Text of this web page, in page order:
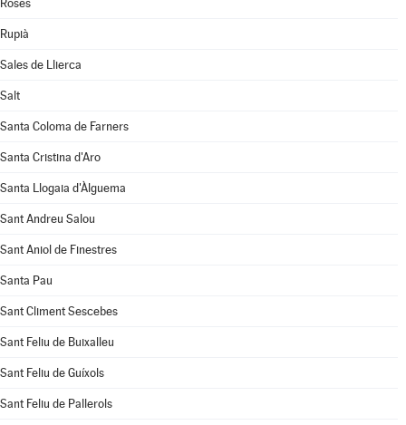
Roses
Rupià
Sales de Llierca
Salt
Santa Coloma de Farners
Santa Cristina d'Aro
Santa Llogaia d'Àlguema
Sant Andreu Salou
Sant Aniol de Finestres
Santa Pau
Sant Climent Sescebes
Sant Feliu de Buixalleu
Sant Feliu de Guíxols
Sant Feliu de Pallerols